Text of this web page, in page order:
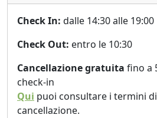
Check In: dalle 14:30 alle 19:00
Check Out: entro le 10:30
Cancellazione gratuita fino a
check-in
Qui puoi consultare i termini
cancellazione.